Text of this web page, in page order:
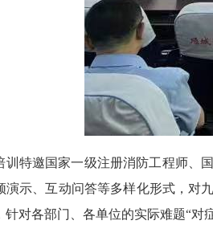
训特邀国家一级注册消防工程师、
演示、互动问答等多样化形式，对
针对各部门、各单位的实际难题“对